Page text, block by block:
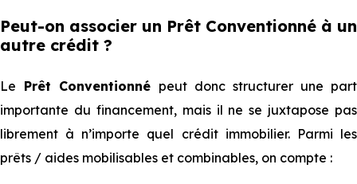
Peut-on associer un Prêt Conventionné à un
autre crédit ?
Le Prêt Conventionné peut donc structurer une part
importante du financement, mais il ne se juxtapose pas
librement à n’importe quel crédit immobilier. Parmi les
prêts / aides mobilisables et combinables, on compte :